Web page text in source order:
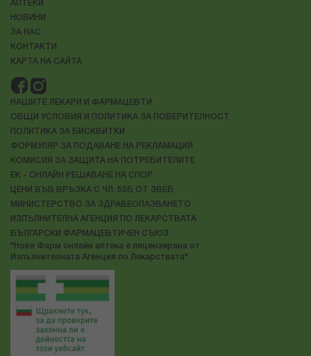
АПТЕКИ
НОВИНИ
ЗА НАС
КОНТАКТИ
КАРТА НА САЙТА
НАШИТЕ ЛЕКАРИ И ФАРМАЦЕВТИ
ОБЩИ УСЛОВИЯ И ПОЛИТИКА ЗА ПОВЕРИТЕЛНОСТ
ПОЛИТИКА ЗА БИСКВИТКИ
ФОРМУЛЯР ЗА ПОДАВАНЕ НА РЕКЛАМАЦИЯ
КОМИСИЯ ЗА ЗАЩИТА НА ПОТРЕБИТЕЛИТЕ
ЕК - ОНЛАЙН РЕШАВАНЕ НА СПОР
ЦЕНИ ВЪВ ВРЪЗКА С ЧЛ. 55Б ОТ ЗВЕБ
МИНИСТЕРСТВО ЗА ЗДРАВЕОПАЗВАНЕТО
ИЗПЪЛНИТЕЛНА АГЕНЦИЯ ПО ЛЕКАРСТВАТА
БЪЛГАРСКИ ФАРМАЦЕВТИЧЕН СЪЮЗ
"Нове Фарм онлайн аптека е лицензирана от
Изпълнителната Агенция по Лекарствата"